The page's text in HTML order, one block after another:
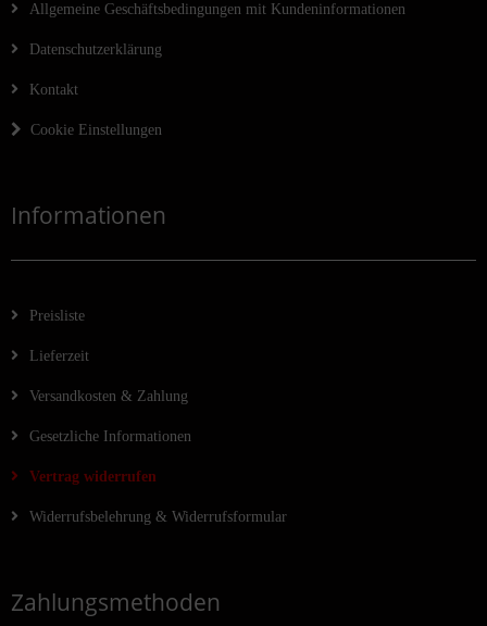
Allgemeine Geschäftsbedingungen mit Kundeninformationen
Datenschutzerklärung
Kontakt
Cookie Einstellungen
Informationen
Preisliste
Lieferzeit
Versandkosten & Zahlung
Gesetzliche Informationen
Vertrag widerrufen
Widerrufsbelehrung & Widerrufsformular
Zahlungsmethoden